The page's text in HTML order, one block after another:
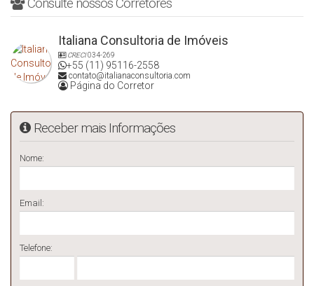
Consulte nossos Corretores
Italiana Consultoria de Imóveis
CRECI034-269
+55 (11) 95116-2558
contato@italianaconsultoria.com
Página do Corretor
Receber mais Informações
Nome:
Email:
Telefone: